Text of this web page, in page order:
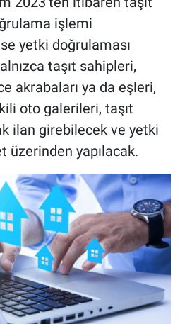
işlemi
yetki doğrulaması
taşıt sahipleri,
akrabaları ya da eşleri,
oto galerileri, taşıt
ilan girebilecek ve yetki
üzerinden yapılacak.